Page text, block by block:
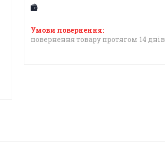
повернення товару протягом 14 днів